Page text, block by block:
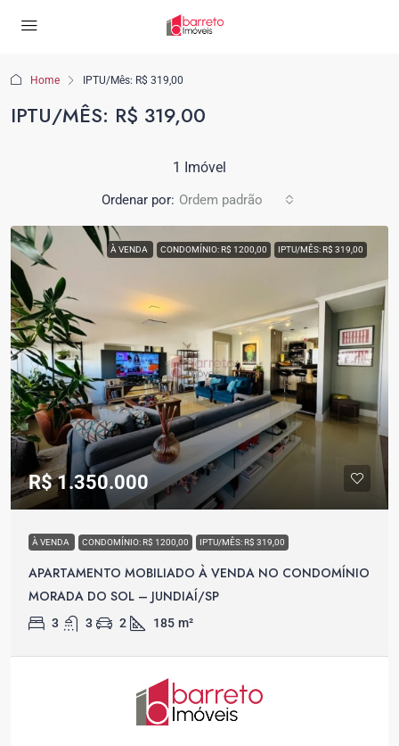
Home IPTU/Mês: R$ 319,00
IPTU/MÊS: R$ 319,00
1 Imóvel
Ordenar por: Ordem padrão
À VENDA CONDOMÍNIO: R$ 1200,00 IPTU/MÊS: R$ 319,00
R$ 1.350.000
À VENDA CONDOMÍNIO: R$ 1200,00 IPTU/MÊS: R$ 319,00
APARTAMENTO MOBILIADO À VENDA NO CONDOMÍNIO
MORADA DO SOL – JUNDIAÍ/SP
3 3 2 185 m²